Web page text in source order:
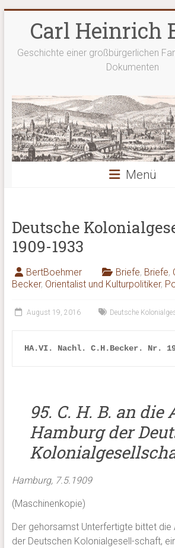
springenCarl Heinrich
Geschichte einer großbürgerlichen
Dokumenten
Menü
Deutsche
1909-1933
BertBoehmer Briefe, Briefe,
Becker, Orientalist und Kulturpolitiker,
August 19, 2016 Deutsche
HA.VI. Nachl. C.H.Becker. Nr.
95. C. H. B. an die
Hamburg der
Hamburg, 7.5.1909
(Maschinenkopie)
Der gehorsamst Unterfertigte bittet die
der Deutschen Kolonialgesell-schaft,